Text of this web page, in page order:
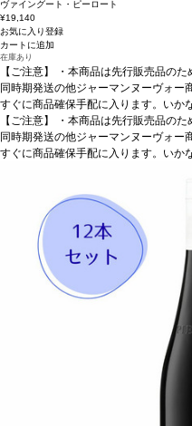
ヴァイングート・ピーロート
¥19,140
お気に入り登録
カートに追加
在庫あり
【ご注意】
・本商品は先行販売品の
同時期発送の他ジャーマンヌーヴォー
すぐに商品確保手配に入ります。いか
承っておりません。 ・手配完了後、
れますが、出荷は配送予定日に準じま
ます。 ・お届け先1件につき送料
【ご注意】
・本商品は先行販売品の
同時期発送の他ジャーマンヌーヴォー
すぐに商品確保手配に入ります。いか
ます。 ・お届け先1件につき送料
ご利用いただけません。 ・クール便発